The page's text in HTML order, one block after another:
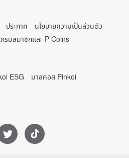
ประกาศ
นโยบายความเป็นส่วนตัว
กรมสมาชิกและ P Coins
ESG
มาสคอส Pinkoi